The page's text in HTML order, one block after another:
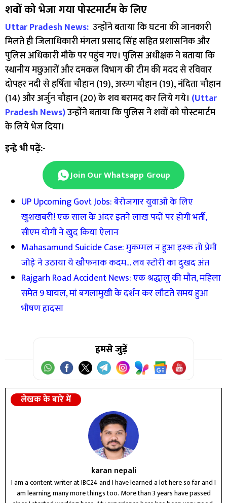
शवों को भेजा गया पोस्टमार्टम के लिए
Uttar Pradesh News: उन्होंने बताया कि घटना की जानकारी
मिलते ही जिलाधिकारी मंगला प्रसाद सिंह सहित प्रशासनिक और
पुलिस अधिकारी मौके पर पहुंच गए। पुलिस अधीक्षक ने बताया कि
स्थानीय मछुआरों और दमकल विभाग की टीम की मदद से रविवार
दोपहर नदी से हर्षिता चौहान (19), अरुण चौहान (19), नंदिता चौहान
(14) और अर्जुन चौहान (20) के शव बरामद कर लिये गये। (Uttar
Pradesh News)उन्होंने बताया कि पुलिस ने शवों को पोस्टमार्टम
के लिये भेज दिया।
इन्हे भी पढ़ें:-
Join Our Whatsapp Group
UP Upcoming Govt Jobs: बेरोजगार युवाओं के लिए
खुशखबरी! एक साल के अंदर इतने लाख पदों पर होगी भर्ती,
सीएम योगी ने खुद किया ऐलान
Mahasamund Suicide Case: मुकम्मल न हुआ इश्क तो प्रेमी
जोड़े ने उठाया ये खौफनाक कदम… लव स्‍टोरी का दुखद अंत
Rajgarh Road Accident News: एक श्रद्धालु की मौत, महिला
समेत 9 घायल, मां बगलामुखी के दर्शन कर लौटते समय हुआ
भीषण हादसा
हमसे जुड़ें
लेखक के बारे में
karan nepali
I am a content writer at IBC24 and I have learned a lot here so far and I
am learning many more things too. More than 3 years have passed